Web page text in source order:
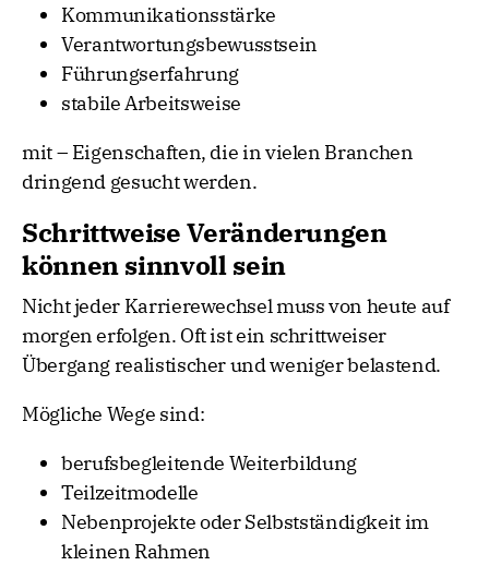
Kommunikationsstärke
Verantwortungsbewusstsein
Führungserfahrung
stabile Arbeitsweise
mit – Eigenschaften, die in vielen Branchen
dringend gesucht werden.
Schrittweise Veränderungen
können sinnvoll sein
Nicht jeder Karrierewechsel muss von heute auf
morgen erfolgen. Oft ist ein schrittweiser
Übergang realistischer und weniger belastend.
Mögliche Wege sind:
berufsbegleitende Weiterbildung
Teilzeitmodelle
Nebenprojekte oder Selbstständigkeit im
kleinen Rahmen